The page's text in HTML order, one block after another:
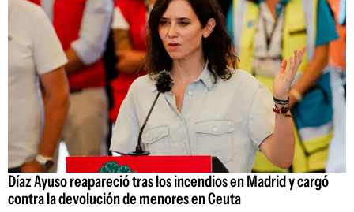
Díaz Ayuso reapareció tras los incendios en Madrid y cargó
contra la devolución de menores en Ceuta